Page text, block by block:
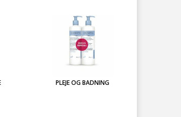
PLEJE OG BADNING